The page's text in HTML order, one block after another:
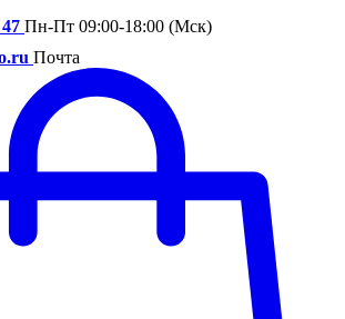
Пн-Пт 09:00-18:00 (Мск)
Почта